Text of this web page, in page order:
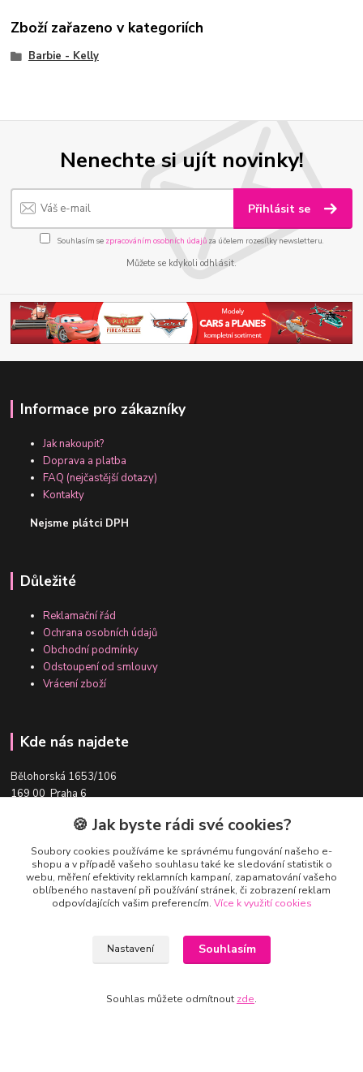
Zboží zařazeno v kategoriích
Barbie - Kelly
Nenechte si ujít novinky!
Přihlásit se
Souhlasím se zpracováním osobních údajůza účelem rozesílky newsletteru.
Můžete se kdykoli odhlásit.
Informace pro zákazníky
Jak nakoupit?
Doprava a platba
FAQ (nejčastější dotazy)
Kontakty
Nejsme plátci DPH
Důležité
Reklamační řád
Ochrana osobních údajů
Obchodní podmínky
Odstoupení od smlouvy
Vrácení zboží
Kde nás najdete
Bělohorská 1653/106
169 00 Praha 6
Tato adresa slouží pro předání objednávek s volbou osobního odběru.
Ale pozor,
vždy je nutné předem domluvit termín osobního odběru- na
uvedené adrese není prodejna!
🍪 Jak byste rádi své cookies?
Soubory cookies používáme ke správnému fungování našeho e-
shopu a v případě vašeho souhlasu také ke sledování statistik o
webu, měření efektivity reklamních kampaní, zapamatování vašeho
oblíbeného nastavení při používání stránek, či zobrazení reklam
odpovídajících vašim preferencím. Více k využití cookies
Nastavení Souhlasím
Souhlas můžete odmítnout zde.